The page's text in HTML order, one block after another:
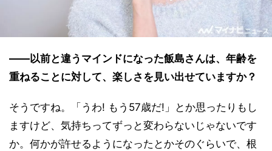
――以前と違うマインドになった飯島さんは、年齢を
重ねることに対して、楽しさを見い出せていますか？
そうですね。「うわ! もう57歳だ!」とか思ったりもし
ますけど、気持ちってずっと変わらないじゃないです
か。何かが許せるようになったとかそのぐらいで、根